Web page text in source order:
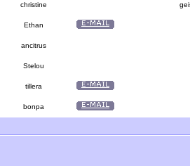
christine
Ethan
ancitrus
Stelou
tillera
bonpa